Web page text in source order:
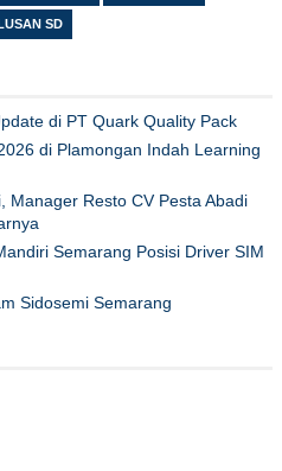
SD
di PT Quark Quality Pack
di Plamongan Indah Learning
Manager Resto CV Pesta Abadi
Semarang Posisi Driver SIM
Sidosemi Semarang